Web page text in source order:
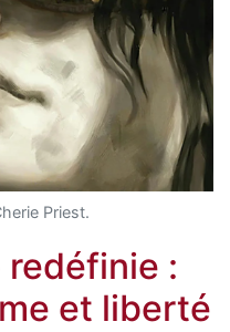
Priest.
:
et liberté